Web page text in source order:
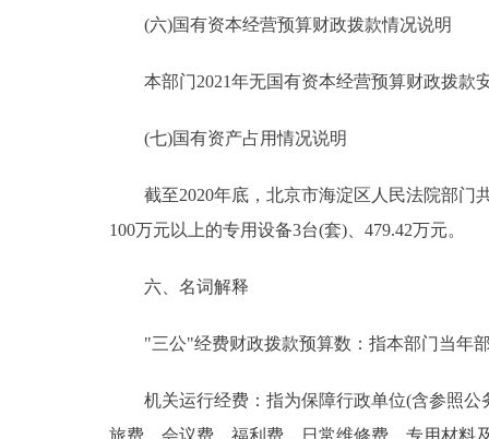
(六)国有资本经营预算财政拨款情况说明
本部门2021年无国有资本经营预算财政拨款
(七)国有资产占用情况说明
截至2020年底，北京市海淀区人民法院部门共
100万元以上的专用设备3台(套)、479.42万元。
六、名词解释
"三公"经费财政拨款预算数：指本部门当年部
机关运行经费：指为保障行政单位(含参照公
旅费、会议费、福利费、日常维修费、专用材料